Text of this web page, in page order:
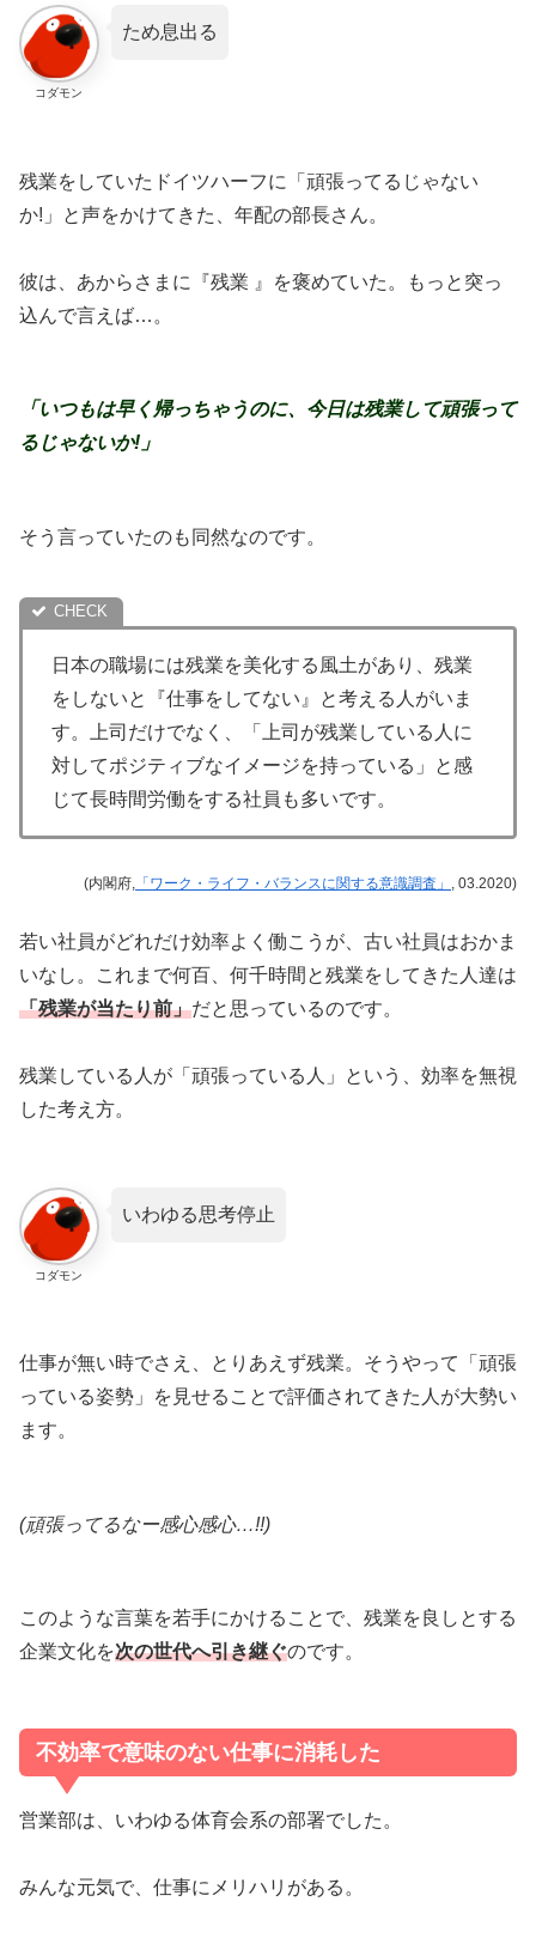
コダモン
ため息出る
残業をしていたドイツハーフに「頑張ってるじゃない
か!」と声をかけてきた、年配の部長さん。
彼は、あからさまに『残業 』を褒めていた。もっと突っ
込んで言えば…。
「いつもは早く帰っちゃうのに、今日は残業して頑張って
るじゃないか! 」
そう言っていたのも同然なのです。
日本の職場には残業を美化する風土があり、残業
をしないと『仕事をしてない』と考える人がいま
す。上司だけでなく、「上司が残業している人に
対してポジティブなイメージを持っている」と感
じて長時間労働をする社員も多いです。
(内閣府, 「ワーク・ライフ・バランスに関する意識調査」 , 03.2020)
若い社員がどれだけ効率よく働こうが、古い社員はおかま
いなし。これまで何百、何千時間と残業をしてきた人達は
「残業が当たり前」だと思っているのです。
残業している人が「頑張っている人」という、効率を無視
した考え方。
コダモン
いわゆる思考停止
仕事が無い時でさえ、とりあえず残業。そうやって「頑張
っている姿勢」を見せることで評価されてきた人が大勢い
ます。
(頑張ってるなー感心感心…!!)
このような言葉を若手にかけることで、残業を良しとする
企業文化を次の世代へ引き継ぐのです。
不効率で意味のない仕事に消耗した
営業部は、いわゆる体育会系の部署でした。
みんな元気で、仕事にメリハリがある。